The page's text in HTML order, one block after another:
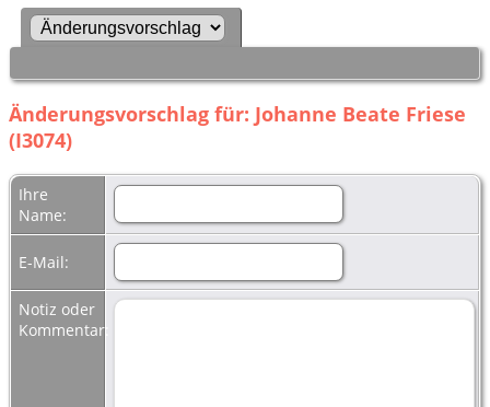
Änderungsvorschlag für: Johanne Beate Friese
(I3074)
Ihre
Name:
E-Mail:
Notiz oder
Kommentar: